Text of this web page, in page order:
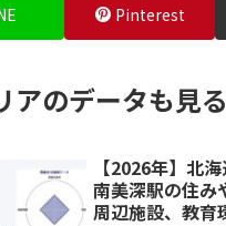
Pinterest
アのデータも見る
【2026年】北
南美深駅の住み
周辺施設、教育